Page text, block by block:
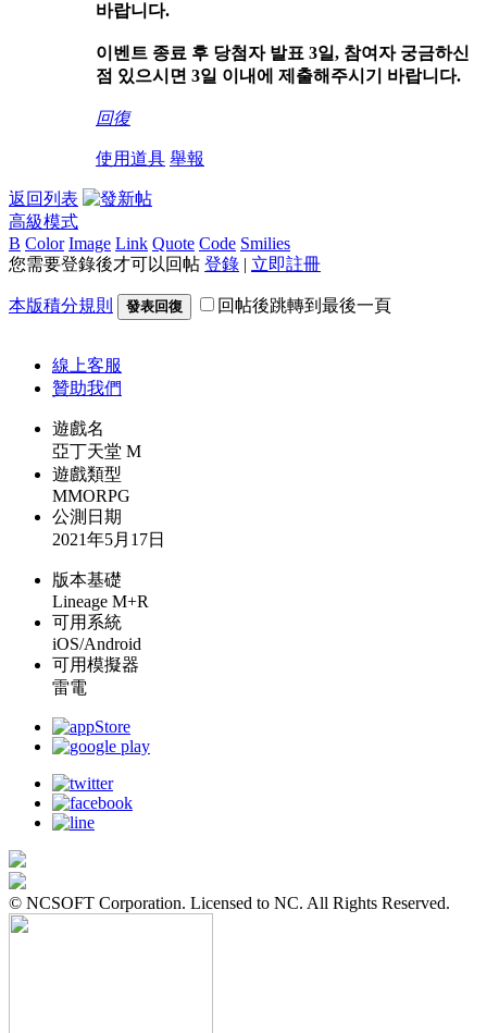
바랍니다.
이벤트 종료 후 당첨자 발표 3일, 참여자 궁금하신
점 있으시면 3일 이내에 제출해주시기 바랍니다.
回復
使用道具 舉報
返回列表
高級模式
B Color Image Link Quote Code Smilies
您需要登錄後才可以回帖 登錄 | 立即註冊
本版積分規則 發表回復 回帖後跳轉到最後一頁
線上客服
贊助我們
遊戲名
亞丁天堂 M
遊戲類型
MMORPG
公測日期
2021年5月17日
版本基礎
Lineage M+R
可用系統
iOS/Android
可用模擬器
雷電
© NCSOFT Corporation. Licensed to NC. All Rights Reserved.